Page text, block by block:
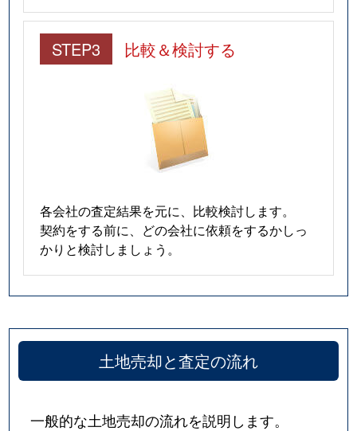
STEP3 比較＆検討する
各会社の査定結果を元に、比較検討します。
契約をする前に、どの会社に依頼をするかしっ
かりと検討しましょう。
土地売却と査定の流れ
一般的な土地売却の流れを説明します。